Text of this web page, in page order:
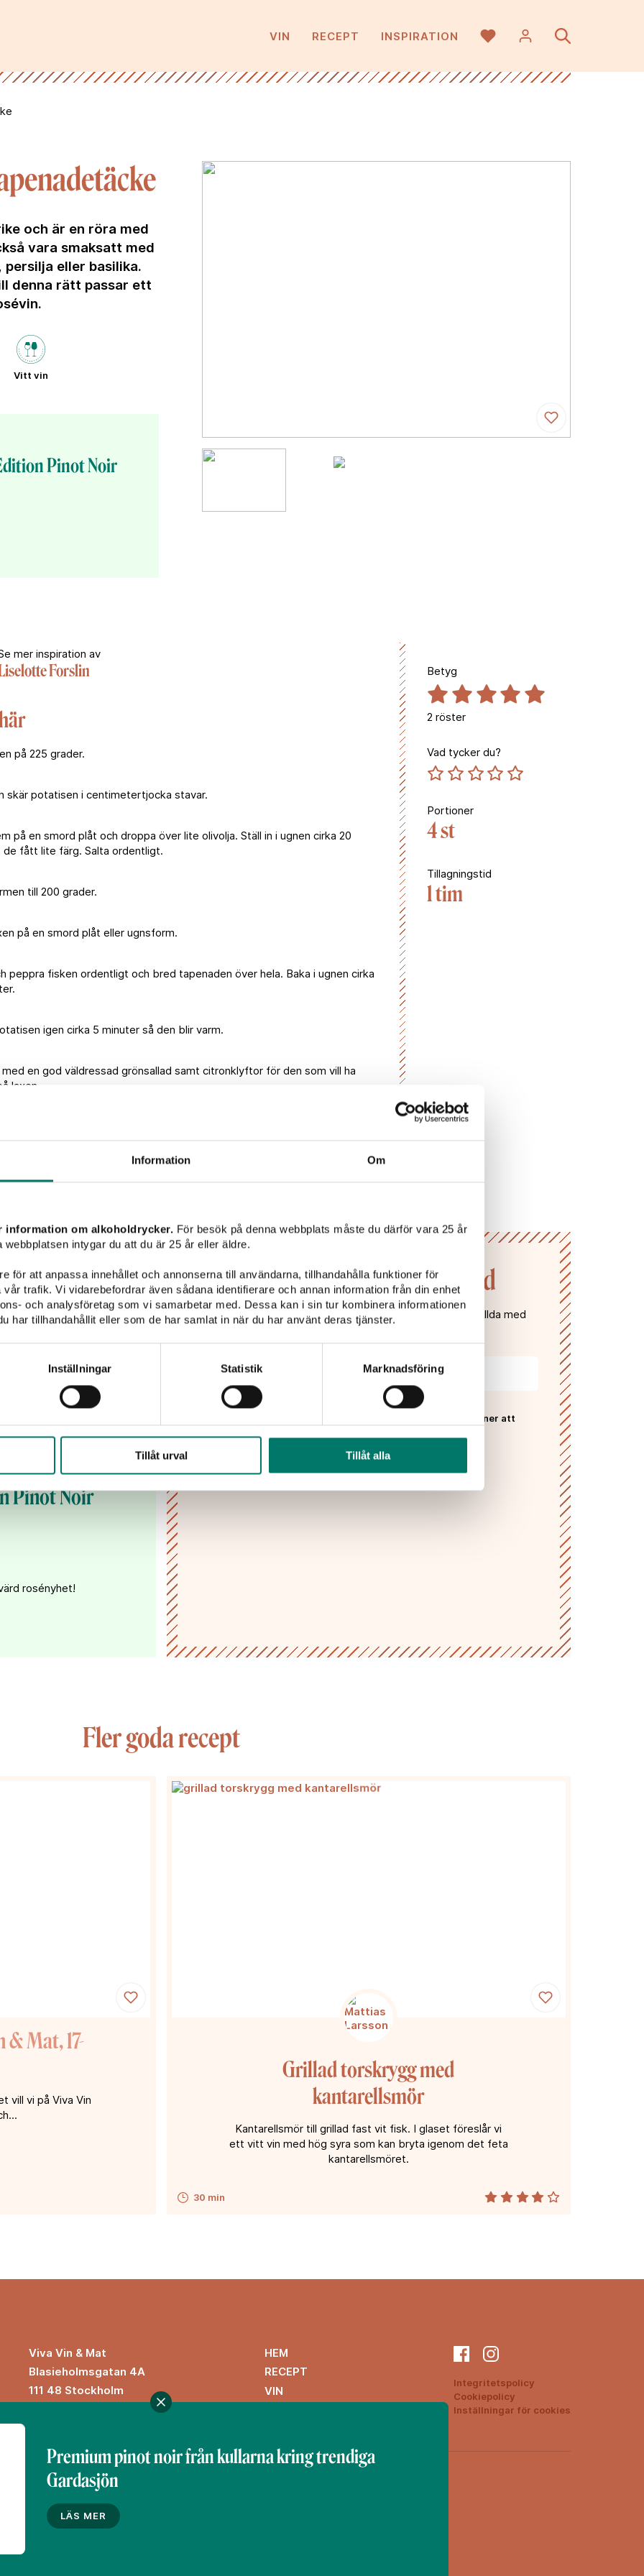
Information Om
information om alkoholdrycker. För besök på denna webbplats måste du därför vara 25 år
intygar du att du är 25 år eller äldre.
för att anpassa innehållet och annonserna till användarna, tillhandahålla funktioner för
trafik. Vi vidarebefordrar även sådana identifierare och annan information från din enhet
och analysföretag som vi samarbetar med. Dessa kan i sin tur kombinera informationen
har tillhandahållit eller som de har samlat in när du har använt deras tjänster.
Inställningar Statistik Marknadsföring
Tillåt urval Tillåt alla
VIN RECEPT INSPIRATION
och är en röra med
vara smaksatt med
eller basilika.
denna rätt passar ett
Vitt vin
Pinot Noir
mer inspiration av
Forslin
på 225 grader.
skär potatisen i centimetertjocka stavar.
på en smord plåt och droppa över lite olivolja. Ställ in i ugnen cirka 20
de fått lite färg. Salta ordentligt.
till 200 grader.
på en smord plåt eller ugnsform.
peppra fisken ordentligt och bred tapenaden över hela. Baka i ugnen cirka
igen cirka 5 minuter så den blir varm.
en god väldressad grönsallad samt citronklyftor för den som vill ha
laxen.
Betyg
2 röster
Vad tycker du?
Portioner
4 st
Tillagningstid
1 tim
Pinot Noir
rosényhet!
Välkommen till Vivas värld
Lämna dina kontaktuppgifter och få våra nyhetsbrev fyllda med
inspiration, recept, vintips och tävlingar!
och godkänner att
PRENUMERERA
Fler goda recept
& Mat, 17-
vill vi på Viva Vin
30 min
Grillad torskrygg med
kantarellsmör
Kantarellsmör till grillad fast vit fisk. I glaset föreslår vi
ett vitt vin med hög syra som kan bryta igenom det feta
kantarellsmöret.
Viva Vin & Mat
Blasieholmsgatan 4A
111 48 Stockholm
HEM
RECEPT
VIN
Integritetspolicy
Cookiepolicy
Inställningar för cookies
Denna webbplats drivs av Vinklubben i Norden AB
© 2026 vivavinomat.se
Premium pinot noir från kullarna kring trendiga
Gardasjön
LÄS MER